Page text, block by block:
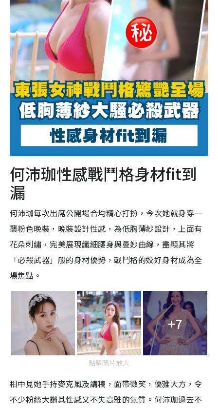
何沛珈性感戰鬥格身材fit到
漏
何沛珈每次出席公開場合均精心打扮，今次她就身穿一
襲粉色晚裝，晚裝設計性感，為低胸薄紗設計，上面有
花朵刺繡，完美展現纖細腰身與曼妙曲線，盡顯其將
「必殺武器」般的身材優勢，戰鬥格的姣好身材成為全
場焦點。
+7
點擊圖片放大
相中見她手持麥克風及講稿，面帶微笑，優雅大方，令
不少粉絲大讚其性感又不失高雅的氣質。何沛珈過去不